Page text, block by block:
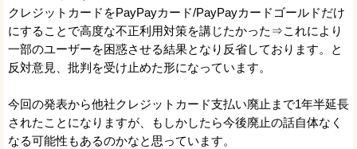
クレジットカードをPayPayカード/PayPayカードゴールドだけ
にすることで高度な不正利用対策を講じたかった⇒これにより
一部のユーザーを困惑させる結果となり反省しております。と
反対意見、批判を受け止めた形になっています。
今回の発表から他社クレジットカード支払い廃止まで1年半延長
されたことになりますが、もしかしたら今後廃止の話自体なく
なる可能性もあるのかなと思っています。